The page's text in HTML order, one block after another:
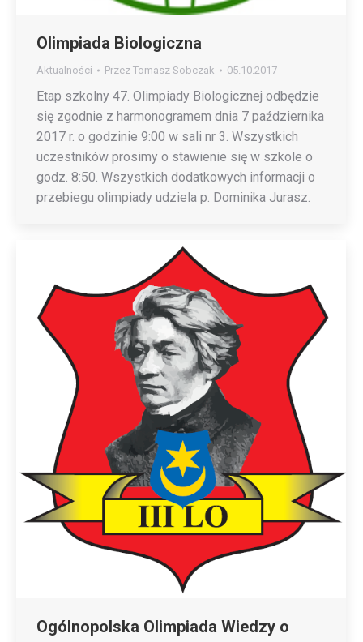
Olimpiada Biologiczna
Aktualności Przez Tomasz Sobczak 05.10.2017
Etap szkolny 47. Olimpiady Biologicznej odbędzie
się zgodnie z harmonogramem dnia 7 października
2017 r. o godzinie 9:00 w sali nr 3. Wszystkich
uczestników prosimy o stawienie się w szkole o
godz. 8:50. Wszystkich dodatkowych informacji o
przebiegu olimpiady udziela p. Dominika Jurasz.
Ogólnopolska Olimpiada Wiedzy o